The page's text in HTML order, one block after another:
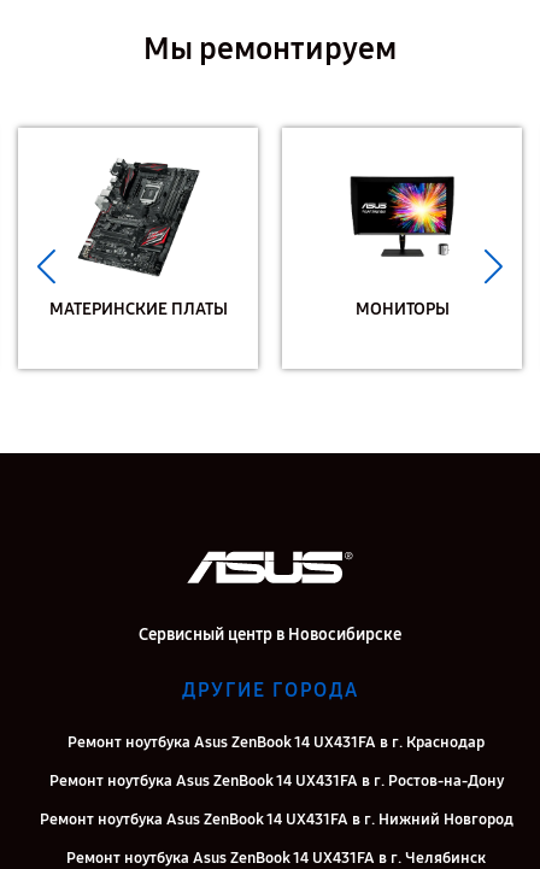
Мы ремонтируем
МАТЕРИНСКИЕ ПЛАТЫ МОНИТОРЫ
Сервисный центр в Новосибирске
ДРУГИЕ ГОРОДА
Ремонт ноутбука Asus ZenBook 14 UX431FA в г. Краснодар
Ремонт ноутбука Asus ZenBook 14 UX431FA в г. Ростов-на-Дону
Ремонт ноутбука Asus ZenBook 14 UX431FA в г. Нижний Новгород
Ремонт ноутбука Asus ZenBook 14 UX431FA в г. Челябинск